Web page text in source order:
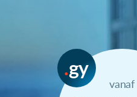
gy
vanaf